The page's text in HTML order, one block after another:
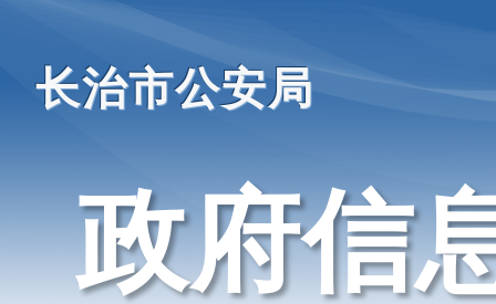
长治市公安局
政府信